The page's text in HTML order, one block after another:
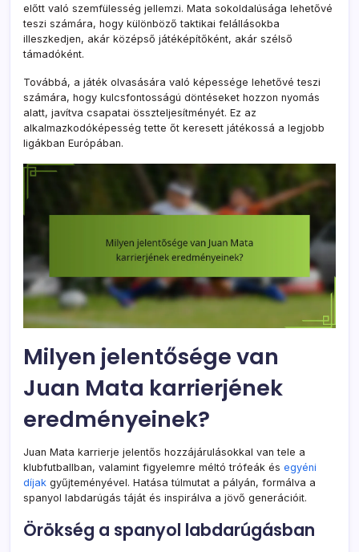
előtt való szemfülesség jellemzi. Mata sokoldalúsága lehetővé
teszi számára, hogy különböző taktikai felállásokba
illeszkedjen, akár középső játéképítőként, akár szélső
támadóként.
Továbbá, a játék olvasására való képessége lehetővé teszi
számára, hogy kulcsfontosságú döntéseket hozzon nyomás
alatt, javítva csapatai összteljesítményét. Ez az
alkalmazkodóképesség tette őt keresett játékossá a legjobb
ligákban Európában.
Milyen jelentősége van
Juan Mata karrierjének
eredményeinek?
Juan Mata karrierje jelentős hozzájárulásokkal van tele a
klubfutballban, valamint figyelemre méltó trófeák és egyéni
díjak gyűjteményével. Hatása túlmutat a pályán, formálva a
spanyol labdarúgás táját és inspirálva a jövő generációit.
Örökség a spanyol labdarúgásban